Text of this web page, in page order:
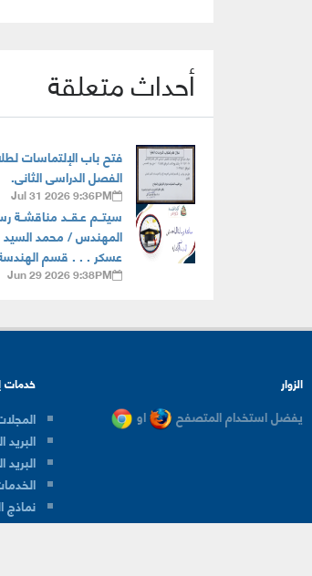
أحداث متعلقة
فتح باب الإلتماسات
الفصل الدراسى الثانى.
Jul 31 2026 9:36PM
سيتــم عـقــد مناقشــة
المهندس / محمد
عسكر . . . قسم الهندسة
Jun 29 2026 9:38PM
خدمات
البريد
نماذج
الزوار
يفضل استخدام المتصفح او